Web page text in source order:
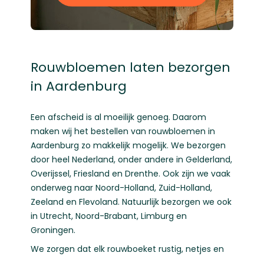
Rouwbloemen laten bezorgen
in Aardenburg
Een afscheid is al moeilijk genoeg. Daarom
maken wij het bestellen van rouwbloemen in
Aardenburg zo makkelijk mogelijk. We bezorgen
door heel Nederland, onder andere in Gelderland,
Overijssel, Friesland en Drenthe. Ook zijn we vaak
onderweg naar Noord-Holland, Zuid-Holland,
Zeeland en Flevoland. Natuurlijk bezorgen we ook
in Utrecht, Noord-Brabant, Limburg en
Groningen.
We zorgen dat elk rouwboeket rustig, netjes en